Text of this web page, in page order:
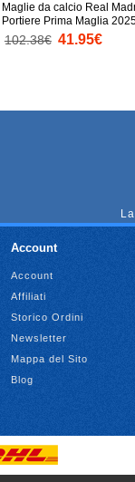
Maglie da calcio Real
Portiere Prima Maglia
102.38€ 41.95€
Account
Account
Affiliati
Storico Ordini
Newsletter
Mappa del Sito
Blog